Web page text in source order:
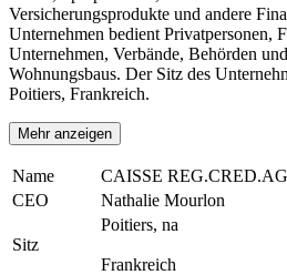
Versicherungsprodukte und andere
Unternehmen bedient Privatpersonen,
Unternehmen, Verbände, Behörden
Wohnungsbaus. Der Sitz des
Poitiers, Frankreich.
Mehr anzeigen
Name
CAISSE
CEO
Nathalie Mourlon
Sitz
Poitiers, na
Frankreich